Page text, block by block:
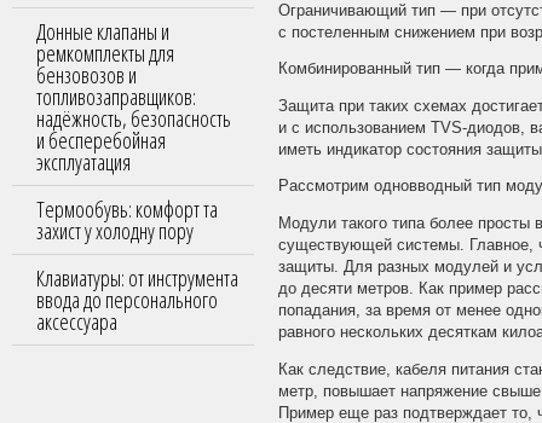
Донные клапаны и
ремкомплекты для
бензовозов и
топливозаправщиков:
надёжность, безопасность
и бесперебойная
эксплуатация
Термообувь: комфорт та
захист у холодну пору
Клавиатуры: от инструмента
ввода до персонального
аксессуара
Ограничивающий тип — при
с постеленным снижением при
Комбинированный тип — когда
Защита при таких схемах
и с использованием TVS-диодов,
иметь индикатор состояния
Рассмотрим одновводный тип
Модули такого типа более просты
существующей системы. Главное,
защиты. Для разных модулей и
до десяти метров. Как пример
попадания, за время от менее
равного нескольких десяткам
Как следствие, кабеля питания
метр, повышает напряжение
Пример еще раз подтверждает то,